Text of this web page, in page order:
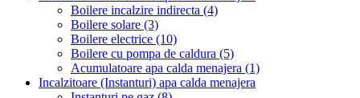
Boilere incalzire indirecta (4)
Boilere solare (3)
Boilere electrice (10)
Boilere cu pompa de caldura (5)
Acumulatoare apa calda menajera (1)
Incalzitoare (Instanturi) apa calda menajera